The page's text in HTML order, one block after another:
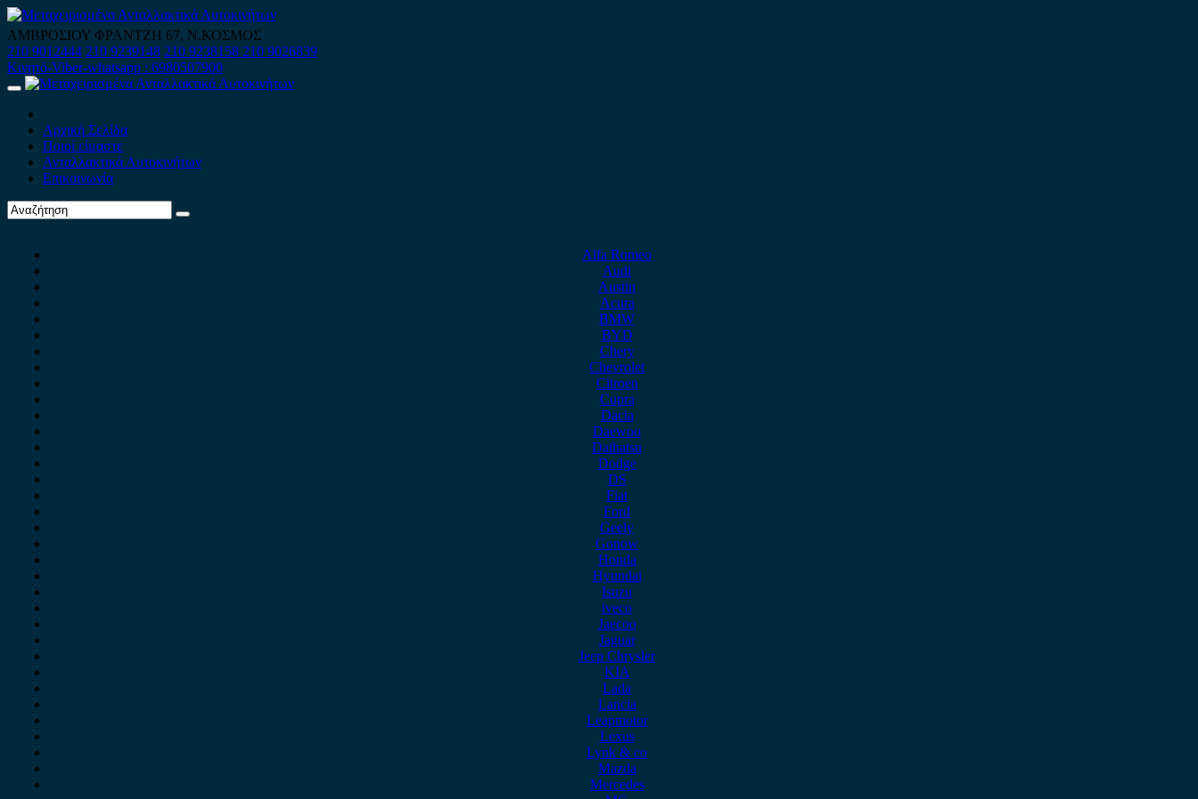
Skip
to
content
ΑΜΒΡΟΣΙΟΥ ΦΡΑΝΤΖΗ 67, Ν.ΚΟΣΜΟΣ
210 9012444 210 9239148 210 9238158 210 9026839
Κινητό-Viber-whatsapp : 6980507900
Primary
Αρχική Σελίδα
Ποιοί είμαστε
Ανταλλακτικά Αυτοκινήτων
Επικοινωνία
Alfa Romeo
Audi
Austin
Acura
BMW
BYD
Chery
Chevrolet
Citroen
Cupra
Dacia
Daewoo
Daihatsu
Dodge
DS
Fiat
Ford
Geely
Gonow
Honda
Hyundai
Isuzu
iveco
Jaecoo
Jaguar
Jeep Chrysler
KIA
Lada
Lancia
Leapmotor
Lexus
Lynk & co
Mazda
Mercedes